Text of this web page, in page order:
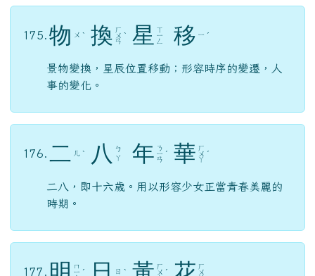
175. 物 ㄨ ˋ 換 ㄏ
ㄨ
ㄢ
ˋ 星 ㄒ
ㄧ
ㄥ 移 ㄧ ˊ
景物變換，星辰位置移動；形容時序的變遷，人
事的變化。
176. 二 ㄦ ˋ 八
ㄅ
ㄚ
年 ㄋ
ㄧ
ㄢ
ˊ 華 ㄏ
ㄨ
ㄚ
ˊ
二八，即十六歲。用以形容少女正當青春美麗的
時期。
177. ㄇ
ㄧ ˊ ㄖ ˋ
ㄏ
ㄨ ˊ
ㄏ
ㄨ